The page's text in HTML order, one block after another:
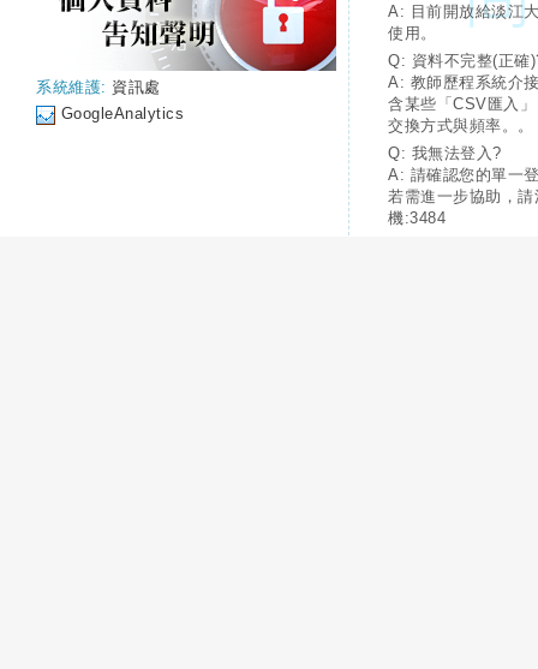
系統維護: 資訊處
GoogleAnalytics
A: 目前開放給淡江
使用。
Q: 資料不完整(正確
A: 教師歷程系統介
含某些「CSV匯入
交換方式與頻率。。
Q: 我無法登入?
A: 請確認您的單一
若需進一步協助，
機:3484